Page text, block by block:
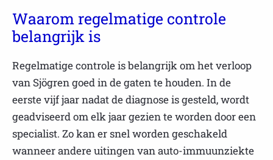
Waarom regelmatige controle
belangrijk is
Regelmatige controle is belangrijk om het verloop
van Sjögren goed in de gaten te houden. In de
eerste vijf jaar nadat de diagnose is gesteld, wordt
geadviseerd om elk jaar gezien te worden door een
specialist. Zo kan er snel worden geschakeld
wanneer andere uitingen van auto-immuunziekte